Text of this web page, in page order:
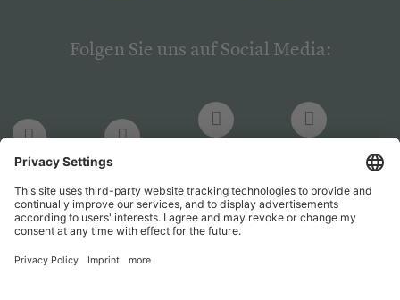
Folgen Sie uns auf Social Media:
LinkedIn
PsychJOB PsychJOB
Hogrefe
Verlag
Hogrefe
Verlag